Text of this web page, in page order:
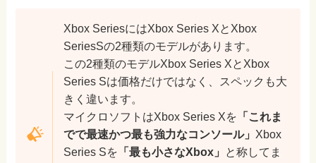
Xbox SeriesにはXbox Series XとXbox
SeriesSの2種類のモデルがあります。
この2種類のモデルXbox Series XとXbox
Series Sは価格だけではなく、スペックも大
きく違います。
マイクロソフトはXbox Series Xを 「これま
でで最速かつ最も強力なコンソール」 Xbox
Series Sを 「最も小さなXbox」 と称してま